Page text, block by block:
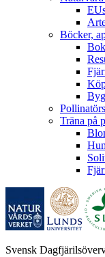
Böcker,
Träna på
Svensk